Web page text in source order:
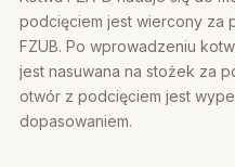
podcięciem jest wiercony za
FZUB. Po wprowadzeniu
jest nasuwana na stożek za
otwór z podcięciem jest
dopasowaniem.